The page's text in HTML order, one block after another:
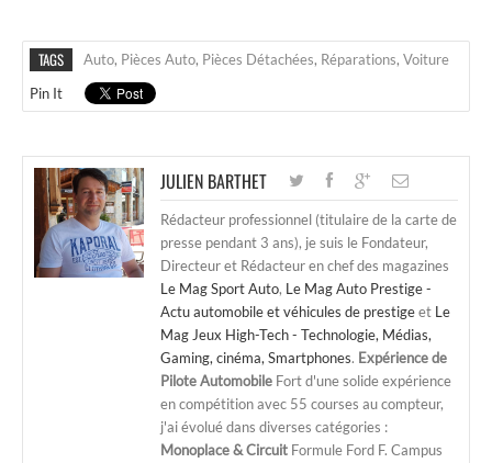
TAGS Auto, Pièces Auto, Pièces Détachées, Réparations, Voiture
Pin It
JULIEN BARTHET
Rédacteur professionnel (titulaire de la carte de
presse pendant 3 ans), je suis le Fondateur,
Directeur et Rédacteur en chef des magazines
Le Mag Sport Auto, Le Mag Auto Prestige -
Actu automobile et véhicules de prestigeet Le
Mag Jeux High-Tech - Technologie, Médias,
Gaming, cinéma, Smartphones. Expérience de
Pilote Automobile Fort d'une solide expérience
en compétition avec 55 courses au compteur,
j'ai évolué dans diverses catégories :
Monoplace & Circuit Formule Ford F. Campus